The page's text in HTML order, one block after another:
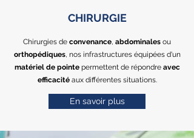
CHIRURGIE
Chirurgies de convenance, abdominales ou
orthopédiques, nos infrastructures équipées d'un
matériel de pointepermettent de répondreavec
efficacitéaux différentes situations.
En savoir plus